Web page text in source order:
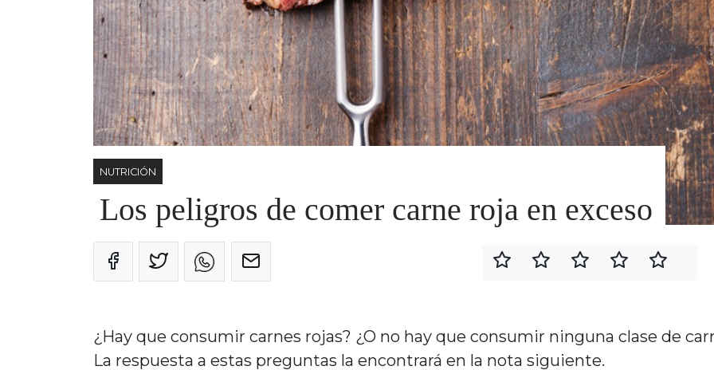
NUTRICIÓN
Los peligros de comer carne roja en exceso
¿Hay que consumir carnes rojas? ¿O no hay que consumir ninguna clase de
La respuesta a estas preguntas la encontrará en la nota siguiente.